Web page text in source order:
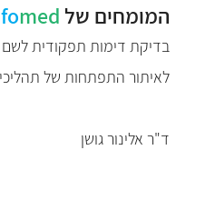
המומחים של med
בדיקת דימות תפקודית לשם
לאיתור התפתחות של
ד"ר אלינור גושן